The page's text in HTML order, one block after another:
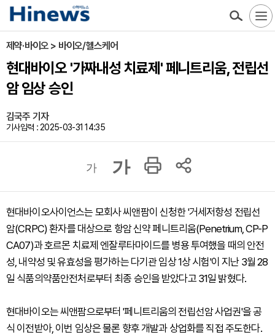
제약·바이오 > 바이오/헬스케어
현대바이오 '가짜내성 치료제' 페니트리움, 전립선
암 임상 승인
김국주 기자
기사입력 : 2025-03-31 14:35
가 가
현대바이오사이언스는 모회사 씨앤팜이 신청한 '거세저항성 전립선
암(CRPC) 환자를 대상으로 항암 신약 페니트리움(Penetrium, CP-P
CA07)과 호르몬 치료제 엔잘루타마이드를 병용 투여했을 때의 안전
성, 내약성 및 유효성을 평가하는 다기관 임상 1상 시험'이 지난 3월 28
일 식품의약품안전처로부터 최종 승인을 받았다고 31일 밝혔다.
현대바이오는 씨앤팜으로부터 '페니트리움의 전립선암 사업권'을 공
식 이전받아, 이번 임상은 물론 향후 개발과 상업화를 직접 주도한다.